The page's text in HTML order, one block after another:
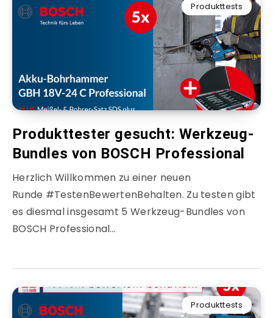
Produkttests
Produkttester gesucht: Werkzeug-
Bundles von BOSCH Professional
Herzlich Willkommen zu einer neuen
Runde #TestenBewertenBehalten. Zu testen gibt
es diesmal insgesamt 5 Werkzeug-Bundles von
BOSCH Professional…
Produkttests